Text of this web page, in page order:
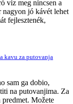
víz meg nincsen a
nagyon jó kávét lehet
fejlesztenék,
kavu za putovanja
sam ga dobio,
na putovanjima. Za
Možete